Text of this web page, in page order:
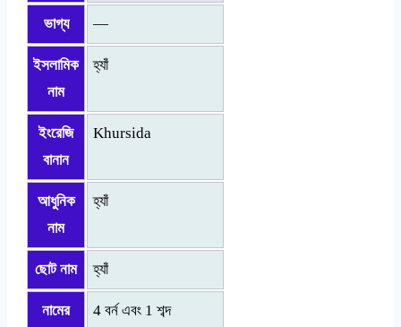
ভাগ্য —
ইসলামিক
নাম
হ্যাঁ
ইংরেজি
বানান
Khursida
আধুনিক
নাম
হ্যাঁ
ছোট নাম হ্যাঁ
নামের
4 বর্ন এবং 1 শব্দ